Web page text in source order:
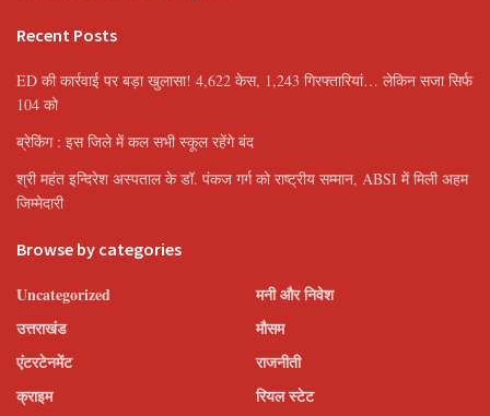
Recent Posts
ED की कार्रवाई पर बड़ा खुलासा! 4,622 केस, 1,243 गिरफ्तारियां… लेकिन सजा सिर्फ
104 को
ब्रेकिंग : इस जिले में कल सभी स्कूल रहेंगे बंद
श्री महंत इन्दिरेश अस्पताल के डॉ. पंकज गर्ग को राष्ट्रीय सम्मान, ABSI में मिली अहम
जिम्मेदारी
Browse by categories
Uncategorized
उत्तराखंड
एंटरटेनमेंट
क्राइम
मनी और निवेश
मौसम
राजनीती
रियल स्टेट